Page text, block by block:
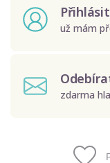
už mám
zdarma